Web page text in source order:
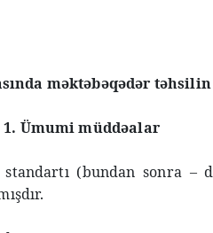
məktəbəqədər
1. Ümumi müddəalar
(bundan sonra –